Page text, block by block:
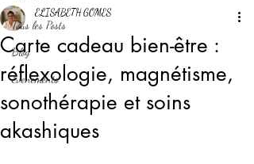
Tous les Posts
Blog
Evenements
Carte cadeau bien-être :
réflexologie, magnétisme,
sonothérapie et soins
akashiques
ELISABETH GOMES